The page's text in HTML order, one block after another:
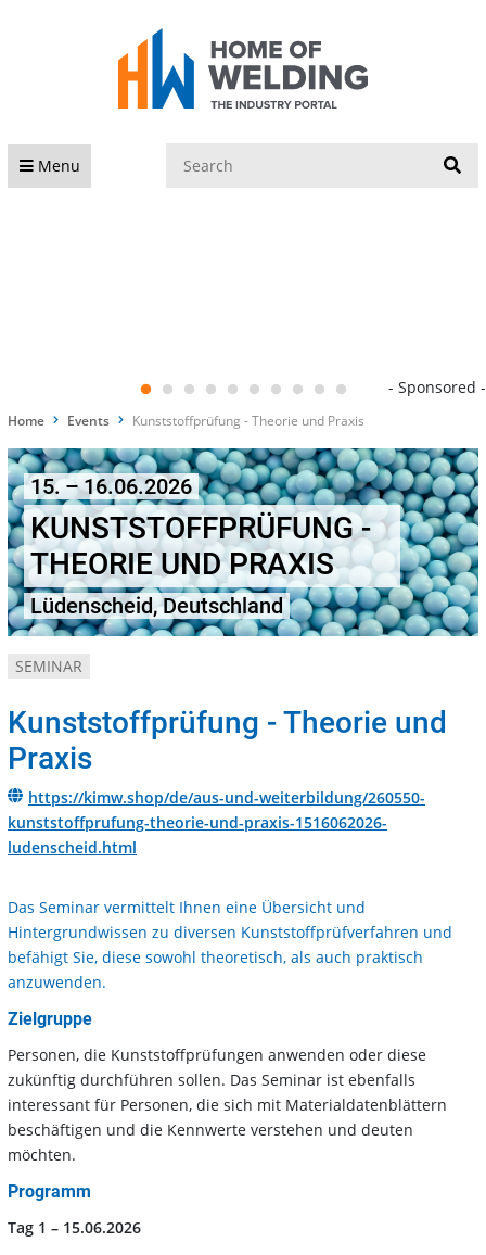
Menu
- Sponsored -
Home Events Kunststoffprüfung - Theorie und Praxis
15. – 16.06.2026
KUNSTSTOFFPRÜFUNG -
THEORIE UND PRAXIS
Lüdenscheid, Deutschland
SEMINAR
Kunststoffprüfung - Theorie und
Praxis
https://kimw.shop/de/aus-und-weiterbildung/260550-
kunststoffprufung-theorie-und-praxis-1516062026-
ludenscheid.html
Das Seminar vermittelt Ihnen eine Übersicht und
Hintergrundwissen zu diversen Kunststoffprüfverfahren und
befähigt Sie, diese sowohl theoretisch, als auch praktisch
anzuwenden.
Zielgruppe
Personen, die Kunststoffprüfungen anwenden oder diese
zukünftig durchführen sollen. Das Seminar ist ebenfalls
interessant für Personen, die sich mit Materialdatenblättern
beschäftigen und die Kennwerte verstehen und deuten
möchten.
Programm
Tag 1 – 15.06.2026